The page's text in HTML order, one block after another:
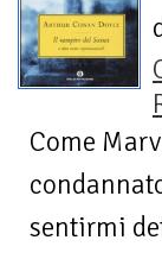
Come
sentirmi